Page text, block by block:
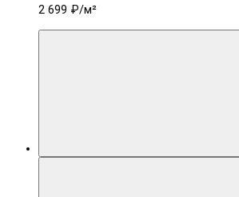
2 699 ₽/м²